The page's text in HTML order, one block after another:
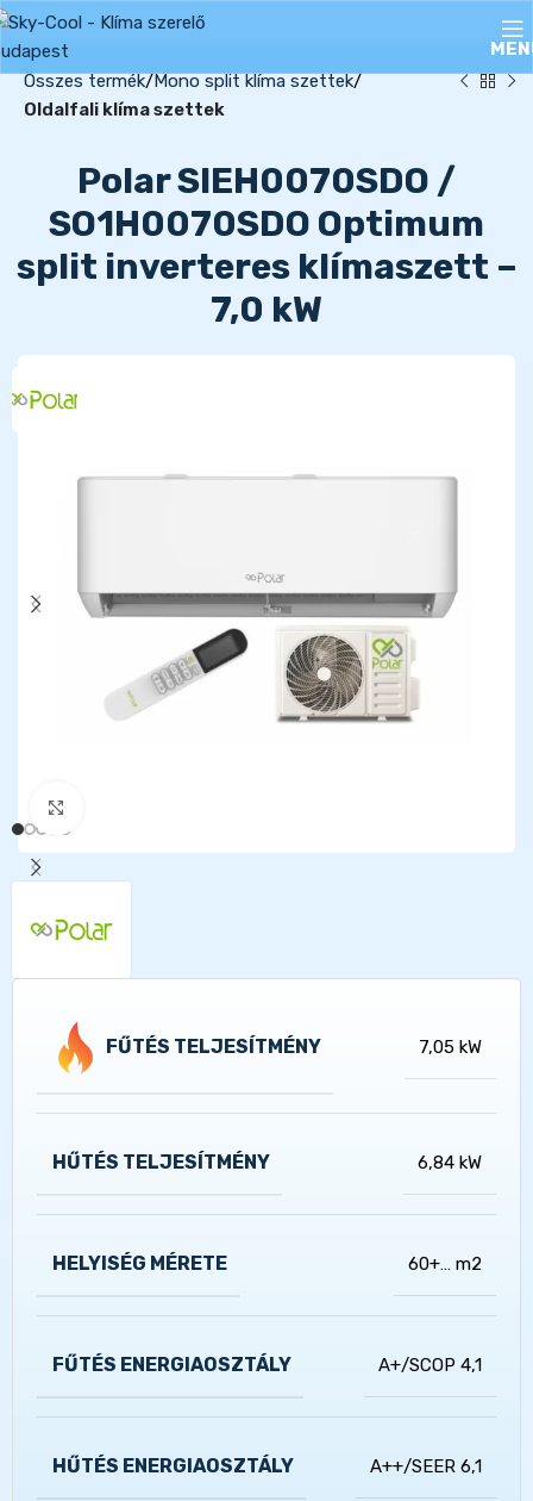
Összes termék Mono split klíma szettek
Oldalfali klíma szettek
Polar SIEH0070SDO /
SO1H0070SDO Optimum
split inverteres klímaszett –
7,0 kW
FŰTÉS TELJESÍTMÉNY 7,05 kW
HŰTÉS TELJESÍTMÉNY 6,84 kW
HELYISÉG MÉRETE 60+… m2
FŰTÉS ENERGIAOSZTÁLY A+/SCOP 4,1
HŰTÉS ENERGIAOSZTÁLY A++/SEER 6,1